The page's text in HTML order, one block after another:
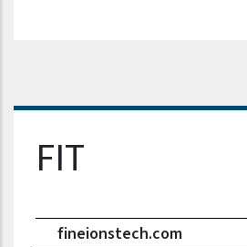
Nazwa firmy
FIT
fineionstech.com